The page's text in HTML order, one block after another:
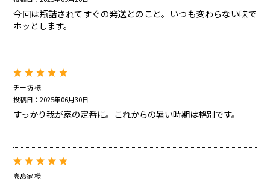
今回は瓶詰されてすぐの発送とのこと。いつも変わらない味で
ホッとします。
チー坊 様
投稿日：2025年06月30日
すっかり我が家の定番に。これからの暑い時期は格別です。
高島家 様